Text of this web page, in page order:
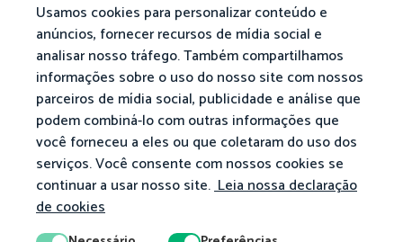
Usamos cookies para personalizar conteúdo e
anúncios, fornecer recursos de mídia social e
analisar nosso tráfego. Também compartilhamos
informações sobre o uso do nosso site com nossos
parceiros de mídia social, publicidade e análise que
podem combiná-lo com outras informações que
você forneceu a eles ou que coletaram do uso dos
serviços. Você consente com nossos cookies se
continuar a usar nosso site.Leia nossa declaração
de cookies